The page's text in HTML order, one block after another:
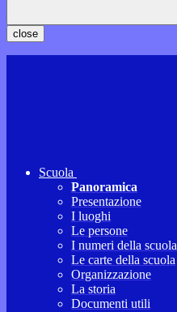
close
Scuola
Panoramica
Presentazione
I luoghi
Le persone
I numeri della scuola
Le carte della scuola
Organizzazione
La storia
Documenti utili